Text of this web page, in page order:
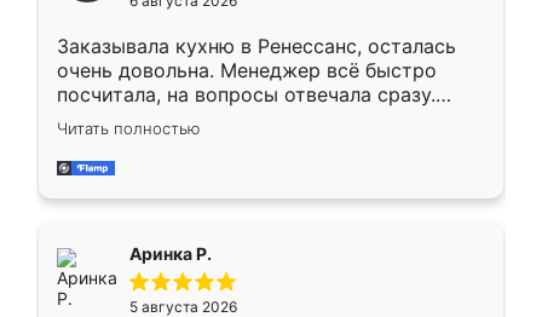
мебели буду заказывать только здесь.
Заказывала кухню в Ренессанс, осталась
очень довольна. Менеджер всё быстро
посчитала, на вопросы отвечала сразу.
Замерщик приехал в субботу, подошёл к
делу со всей ответственностью. Собрали
за день, ребята работали аккуратно, даже
Читать полностью
Аринка Р.
5 августа 2026